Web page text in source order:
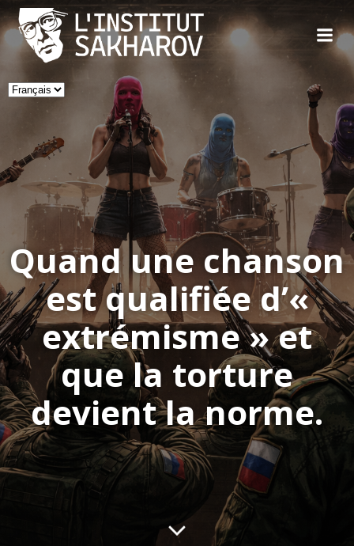
Skip
to
content
Choisir
Quand une chanson
est qualifiée d’«
extrémisme » et
que la torture
devient la norme.